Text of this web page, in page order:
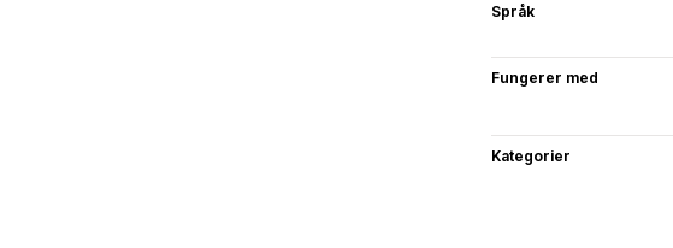
Språk
Fungerer med
Kategorier